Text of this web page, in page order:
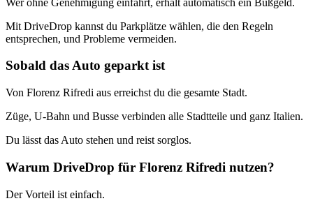
Mit DriveDrop kannst du Parkplätze wählen, die den Regeln
entsprechen, und Probleme vermeiden.
Sobald das Auto geparkt ist
Von Florenz Rifredi aus erreichst du die gesamte Stadt.
Züge, U-Bahn und Busse verbinden alle Stadtteile und ganz Italien.
Du lässt das Auto stehen und reist sorglos.
Warum DriveDrop für Florenz Rifredi nutzen?
Der Vorteil ist einfach.